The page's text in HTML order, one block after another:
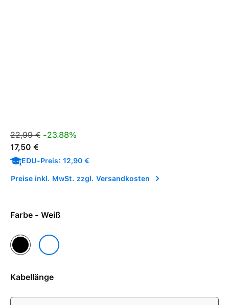
Verkaufspreis:
Regulärer Preis:
22,99 € -23.88%
17,50 €
EDU-Preis: 12,90 €
Preise inkl. MwSt. zzgl. Versandkosten
Farbe - Weiß
SchwarzWeiß
Kabellänge